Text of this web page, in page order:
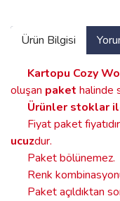
Ürün Bilgisi
Kartopu Cozy
oluşan paket halinde
Ürünler stoklar ile
Fiyat paket
ucuzdur.
Paket bölünemez.
Renk
Paket açıldıktan